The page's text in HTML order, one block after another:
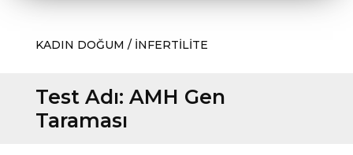
KADIN DOĞUM / İNFERTİLİTE
Test Adı: AMH Gen
Taraması